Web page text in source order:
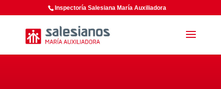
Inspectoría Salesiana María Auxiliadora